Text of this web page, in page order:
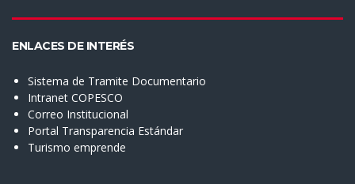
ENLACES DE INTERÉS
Sistema de Tramite Documentario
Intranet COPESCO
Correo Institucional
Portal Transparencia Estándar
Turismo emprende